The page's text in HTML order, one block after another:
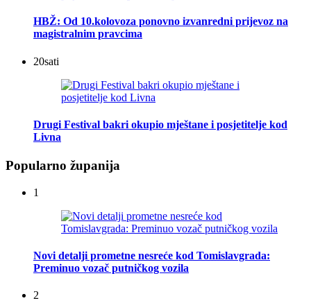
HBŽ: Od 10.kolovoza ponovno izvanredni prijevoz na
magistralnim pravcima
20sati
Drugi Festival bakri okupio mještane i posjetitelje kod
Livna
Popularno županija
1
Novi detalji prometne nesreće kod Tomislavgrada:
Preminuo vozač putničkog vozila
2